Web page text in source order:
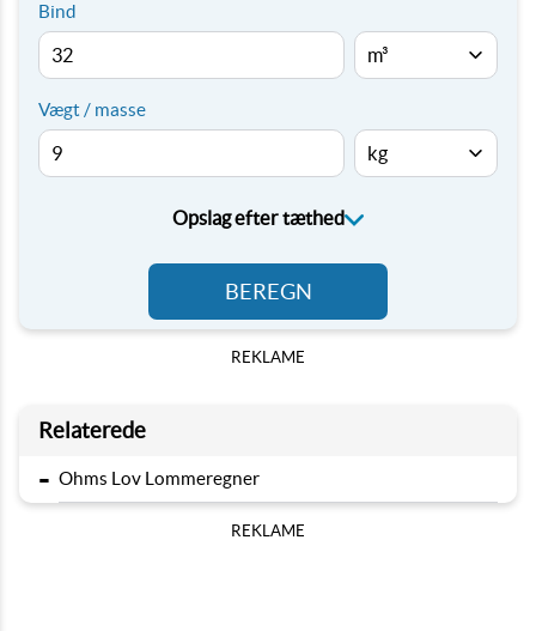
Bind
Vægt / masse
Opslag efter tæthed
BEREGN
REKLAME
Relaterede
- Ohms Lov Lommeregner
REKLAME